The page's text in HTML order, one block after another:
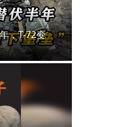
，T-72变